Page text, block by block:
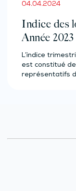
04.04.2024
Indice des
Année 2023
L’indice
est constitué
représentatifs